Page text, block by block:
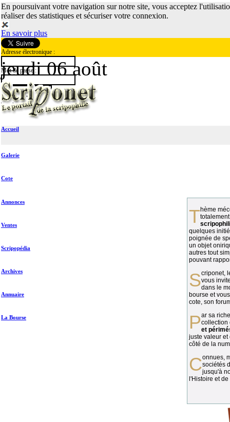
En poursuivant votre navigation sur notre site, vous acceptez
réaliser des statistiques et sécuriser votre connexion.
En savoir plus
Adresse électronique :
Mot de passe :
jeudi 06 août
Accueil
Galerie
Cote
Annonces
Ventes
Scripopédia
Archives
Annuaire
La Bourse
Thème méconnu des collectionneurs et
quelques
poignée de
un objet
autres tout
pouvant
vous
dans le
bourse et
cote, son
Par sa richesse et sa diversité, lacollection
et
juste valeur et
côté de la
Connues, méconnues, ou inconnues, lessociétés
jusqu'à
l'Histoire et